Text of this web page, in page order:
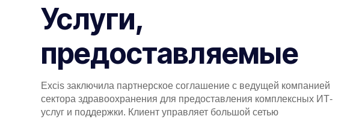
Услуги,
предоставляемые
Excis заключила партнерское соглашение с ведущей компанией
сектора здравоохранения для предоставления комплексных ИТ-
услуг и поддержки. Клиент управляет большой сетью